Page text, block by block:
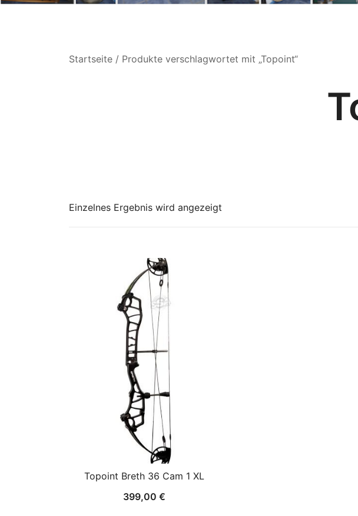
Startseite / Produkte verschlagwortet mit „Topoint“
Einzelnes Ergebnis wird angezeigt
Topoint Breth 36 Cam 1 XL
399,00 €